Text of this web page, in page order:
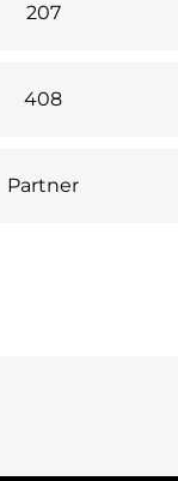
207
408
Partner